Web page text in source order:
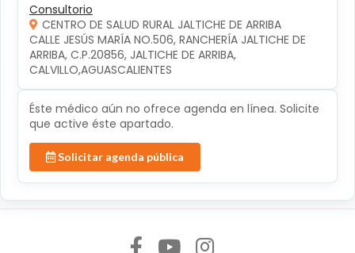
Consultorio
CENTRO DE SALUD RURAL JALTICHE DE ARRIBA
CALLE JESÚS MARÍA NO.506, RANCHERÍA JALTICHE DE
ARRIBA, C.P.20856, JALTICHE DE ARRIBA,
CALVILLO,AGUASCALIENTES
Éste médico aún no ofrece agenda en línea. Solicite
que active éste apartado.
Solicitar agenda pública